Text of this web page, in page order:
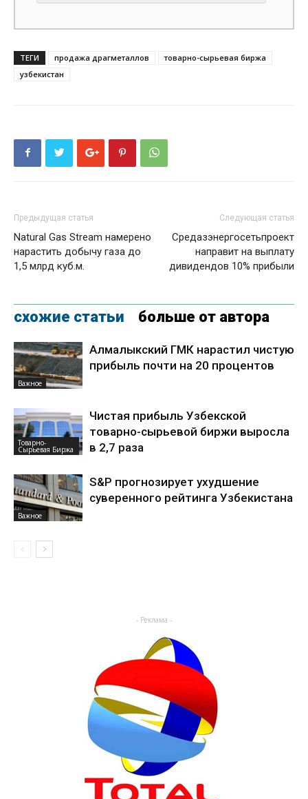
ТЕГИ продажа драгметаллов
товарно-сырьевая биржа
узбекистан
Предыдущая статья
Natural Gas Stream намерено
нарастить добычу газа до
1,5 млрд куб.м.
Следующая статья
Средазэнергосетьпроект
направит на выплату
дивидендов 10% прибыли
схожие статьи больше от автора
Важное
Алмалыкский ГМК нарастил чистую
прибыль почти на 20 процентов
Товарно-
Сырьевая Биржа
Чистая прибыль Узбекской
товарно-сырьевой биржи выросла
в 2,7 раза
Важное
S&P прогнозирует ухудшение
суверенного рейтинга Узбекистана
- Реклама -